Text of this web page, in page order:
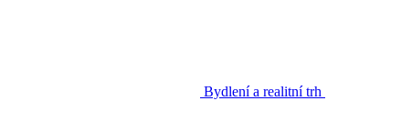
Bydlení a realitní trh